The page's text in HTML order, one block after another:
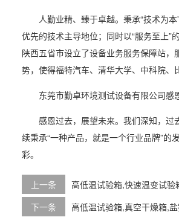
人勤业精、臻于卓越。秉承“技术为本
优先的技术主导地位；同时以“服务至上”
陕西五省市设立了设备业务服务保障站
势，使得福特汽车、清华大学、中科院、
东莞市勤卓环境测试设备有限公司感
感恩过去，展望未来。我们深知，过
续秉承“一种产品，就是一个行业品牌”的
彩。
上一条 高低温试验箱,快速温变试
下一条
高低温试验箱,真空干燥箱,